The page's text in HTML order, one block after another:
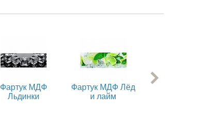
Фартук МДФ
Льдинки
Фартук МДФ Лёд
и лайм